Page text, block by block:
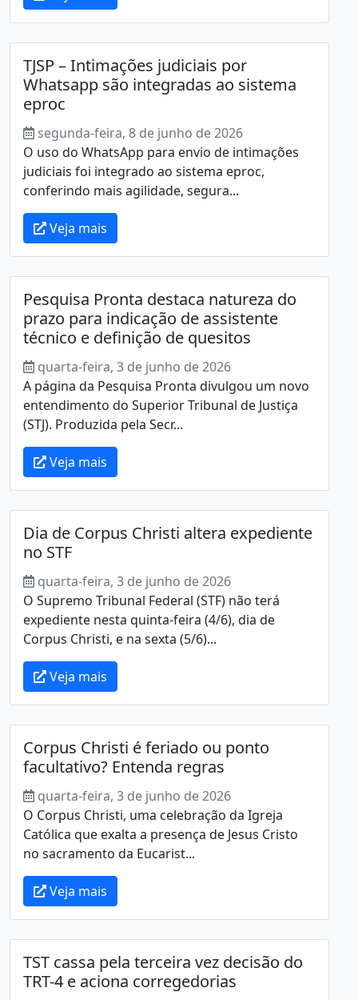
TJSP – Intimações judiciais por
Whatsapp são integradas ao sistema
eproc
segunda-feira, 8 de junho de 2026
O uso do WhatsApp para envio de intimações
judiciais foi integrado ao sistema eproc,
conferindo mais agilidade, segura...
Veja mais
Pesquisa Pronta destaca natureza do
prazo para indicação de assistente
técnico e definição de quesitos
quarta-feira, 3 de junho de 2026
A página da Pesquisa Pronta divulgou um novo
entendimento do Superior Tribunal de Justiça
(STJ). Produzida pela Secr...
Veja mais
Dia de Corpus Christi altera expediente
no STF
quarta-feira, 3 de junho de 2026
O Supremo Tribunal Federal (STF) não terá
expediente nesta quinta-feira (4/6), dia de
Corpus Christi, e na sexta (5/6)...
Veja mais
Corpus Christi é feriado ou ponto
facultativo? Entenda regras
quarta-feira, 3 de junho de 2026
O Corpus Christi, uma celebração da Igreja
Católica que exalta a presença de Jesus Cristo
no sacramento da Eucarist...
Veja mais
TST cassa pela terceira vez decisão do
TRT-4 e aciona corregedorias